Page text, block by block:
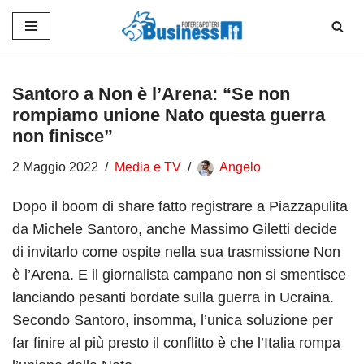
contenuto
Santoro a Non è l’Arena: “Se non
rompiamo unione Nato questa guerra
non finisce”
2 Maggio 2022 Media e TV Angelo
Dopo il boom di share fatto registrare a Piazzapulita
da Michele Santoro, anche Massimo Giletti decide
di invitarlo come ospite nella sua trasmissione Non
è l’Arena. E il giornalista campano non si smentisce
lanciando pesanti bordate sulla guerra in Ucraina.
Secondo Santoro, insomma, l’unica soluzione per
far finire al più presto il conflitto è che l’Italia rompa